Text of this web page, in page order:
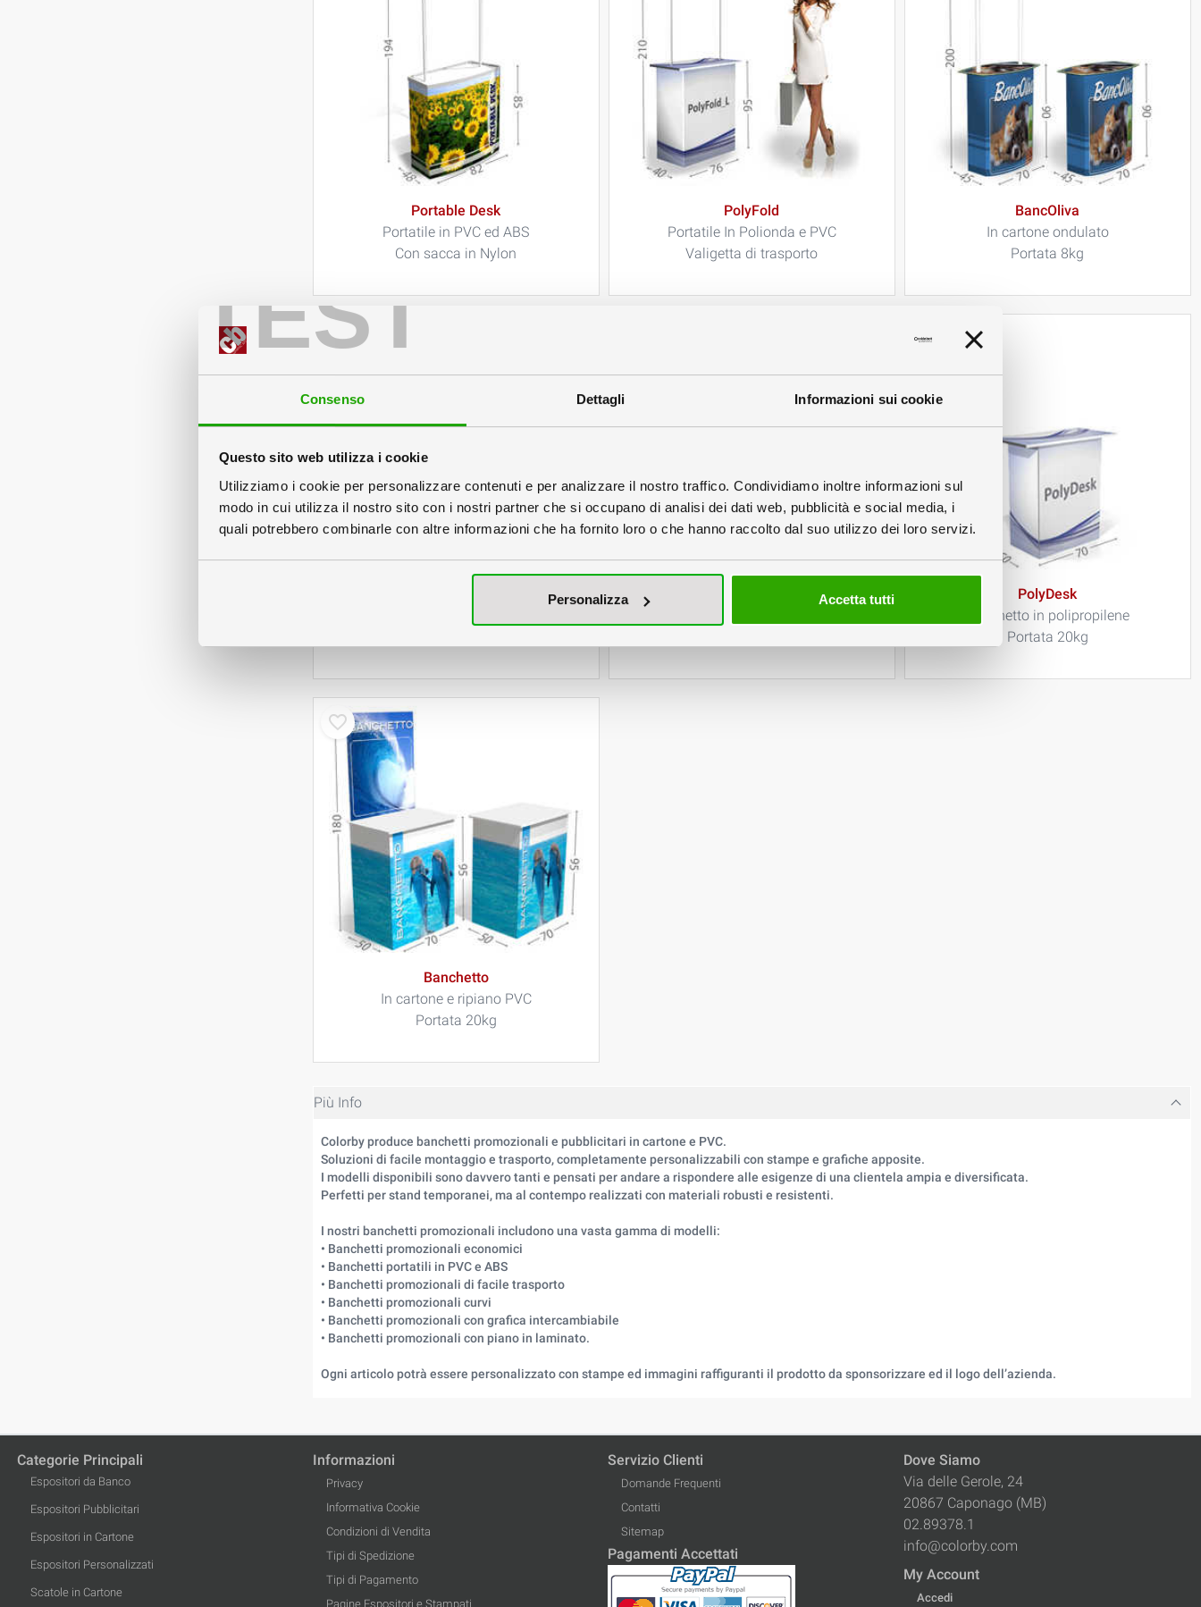
TEST
Consenso Dettagli Informazioni sui cookie
Questo sito web utilizza i cookie
Utilizziamo i cookie per personalizzare contenuti e per analizzare il nostro traffico. Condividiamo inoltre informazioni sul
modo in cui utilizza il nostro sito con i nostri partner che si occupano di analisi dei dati web, pubblicità e social media, i
quali potrebbero combinarle con altre informazioni che ha fornito loro o che hanno raccolto dal suo utilizzo dei loro servizi.
Personalizza Accetta tutti
Portable Desk
Portatile in PVC ed ABS
Con sacca in Nylon
PolyFold
Portatile In Polionda e PVC
Valigetta di trasporto
BancOliva
In cartone ondulato
Portata 8kg
PolyDesk
Banchetto in polipropilene
Portata 20kg
Banchetto
In cartone e ripiano PVC
Portata 20kg
Più Info
Colorby produce banchetti promozionali e pubblicitari in cartone e PVC.
Soluzioni di facile montaggio e trasporto, completamente personalizzabili con stampe e grafiche apposite.
I modelli disponibili sono davvero tanti e pensati per andare a rispondere alle esigenze di una clientela ampia e diversificata.
Perfetti per stand temporanei, ma al contempo realizzati con materiali robusti e resistenti.
I nostri banchetti promozionali includono una vasta gamma di modelli:
• Banchetti promozionali economici
• Banchetti portatili in PVC e ABS
• Banchetti promozionali di facile trasporto
• Banchetti promozionali curvi
• Banchetti promozionali con grafica intercambiabile
• Banchetti promozionali con piano in laminato.
Ogni articolo potrà essere personalizzato con stampe ed immagini raffiguranti il prodotto da sponsorizzare ed il logo dell’azienda.
Categorie Principali
Espositori da Banco
Espositori Pubblicitari
Espositori in Cartone
Espositori Personalizzati
Scatole in Cartone
Informazioni
Privacy
Informativa Cookie
Condizioni di Vendita
Tipi di Spedizione
Tipi di Pagamento
Pagine Espositori e Stampati
Servizio Clienti
Domande Frequenti
Contatti
Sitemap
Pagamenti Accettati
Dove Siamo
Via delle Gerole, 24
20867 Caponago (MB)
02.89378.1
info@colorby.com
My Account
Accedi